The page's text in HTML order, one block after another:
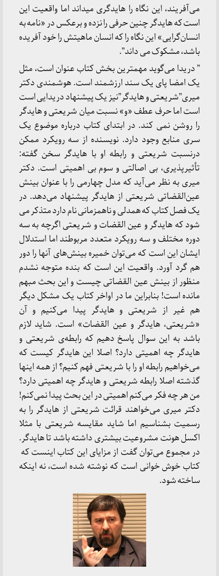
می‌آفریند، این نگاه را هایدگری میداند اما واقعیت این
است که هایدگر چنین حرفی را نزده و برعکس در «نامه به
انسان‌گرایی» این نگاه را که انسان ماهیتش را خود آفریده
باشد، مشکوک می داند”.
” دریدا می‌گوید مهمترین بخش کتاب عنوان است، مثل
یک امضا پای یک سند ارزشمند است. هوشمندی دکتر
میری”شریعتی و هایدگر”نیز یک پیشنهاد دریدایی است
است اما حرف عطف «و» نسبت میان شریعتی و هایدگر
را روشن نمی کند. در ابتدای کتاب درباره موضوع یک
سری منابع وجود دارد. نویسنده از سه رویکرد ممکن
درنسبت شریعتی و رابطه او با هایدگر سخن گفته:
تأثیرپذیری، بی اصالتی و سوم بی اهمیتی است. دکتر
میری به نظر می‌آید که مدل چهارمی را با عنوان بینش
عین‌القضاتی شریعتی از هایدگر پیشنهاد می‌دهد. در
یک فصل کتاب که همدلی و ناهمزمانی نام دارد متذکر می
شود که هایدگر و عین القضات و شریعتی اگرچه به سه
دوره مختلف و سه رویکرد متعدد مربوطند اما استدلال
ایشان این است که می‌توان خمیره بینش‌های آنها را دور
هم گرد آورد. واقعیت این است که بنده متوجه نشدم
منظور از بینش عین القضاتی چیست و این بحث مبهم
مانده است! بنابراین ما در اواخر کتاب یک مشکل دیگر
هم غیر از شریعتی و هایدگر پیدا می‌کنیم و آن
«شریعتی، هایدگر و عین القضات» است. شاید لازم
باشد به این سوال پاسخ دهیم که رابطه‌ی شریعتی و
هایدگر چه اهمیتی دارد؟ اصلا این هایدگر کیست که
می‌خواهیم رابطه او را با شریعتی فهم کنیم؟ از همه اینها
گذشته اصلا رابطه شریعتی و هایدگر چه اهمیتی دارد؟
من هر چه فکر می‌کنم اهمیتی در این بحث پیدا نمی‌کنم!
دکتر میری می‌خواهند قرائت شریعتی از هایدگر را به
رسمیت بشناسیم اما شاید مقایسه شریعتی با مثلا
اکسل هونت مشروعیت بیشتری داشته باشد تا هایدگر.
در مجموع می‌توان گفت از مزایای این کتاب اینست که
کتاب خوش خوانی است که نوشته شده است، نه اینکه
ساخته شود.